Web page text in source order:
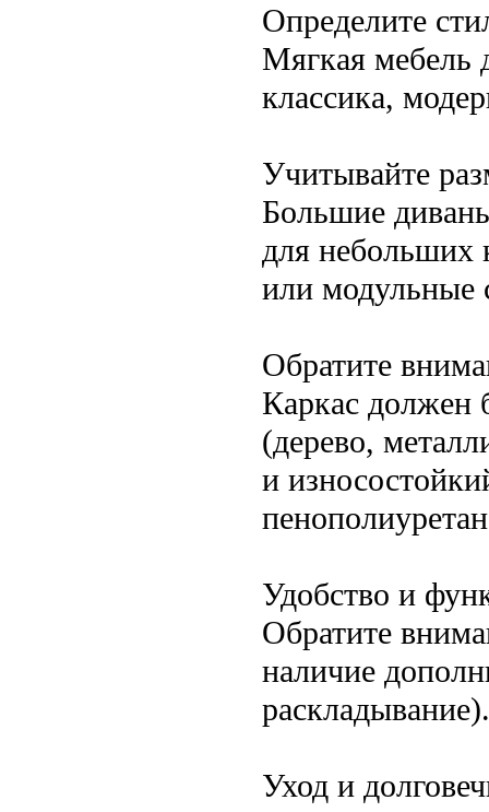
Определите
Мягкая мебель
классика,
Учитывайте
Большие
для небольших
или модульные
Обратите
Каркас должен
(дерево,
и
Удобство и
Обратите
наличие
раскладывание).
Уход и